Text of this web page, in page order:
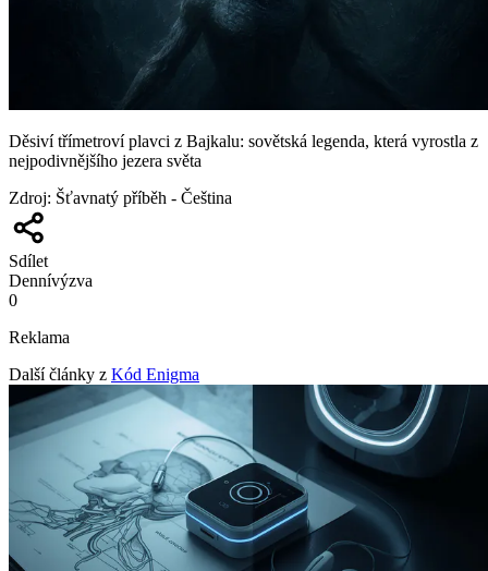
Děsiví třímetroví plavci z Bajkalu: sovětská legenda, která vyrostla z
nejpodivnějšího jezera světa
Zdroj: Šťavnatý příběh - Čeština
Sdílet
Dennívýzva
0
Reklama
Další články z Kód Enigma